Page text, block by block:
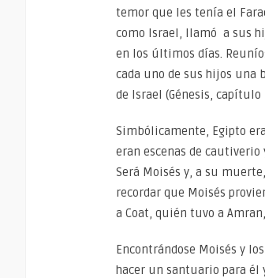
temor que les tenía el
como Israel, llamó a sus
en los últimos días.
cada uno de sus hijos una
de Israel (Génesis,
Simbólicamente, Egipto
eran escenas de cautiverio
Será Moisés y, a su
recordar que Moisés
a Coat, quién tuvo a
Encontrándose Moisés y
hacer un santuario para él